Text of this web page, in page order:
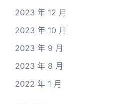
2023 年 12 月
2023 年 10 月
2023 年 9 月
2023 年 8 月
2022 年 1 月